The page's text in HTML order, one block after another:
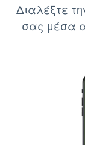
Διαλέξτε
σας μέσα